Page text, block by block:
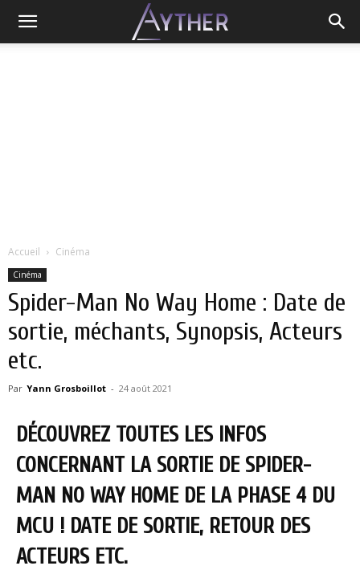
Accueil Cinéma
Cinéma
Spider-Man No Way Home : Date de
sortie, méchants, Synopsis, Acteurs
etc.
Par Yann Grosboillot - 24 août 2021
DÉCOUVREZ TOUTES LES INFOS
CONCERNANT LA SORTIE DE SPIDER-
MAN NO WAY HOME DE LA PHASE 4 DU
MCU ! DATE DE SORTIE, RETOUR DES
ACTEURS ETC.